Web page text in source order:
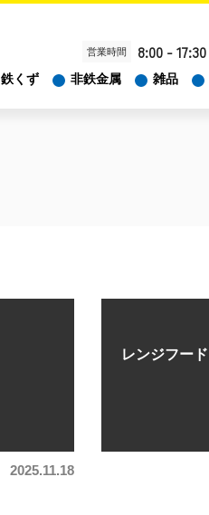
鉄くず 非鉄金属 雑品
営業時間 8:00 - 17:30
2025.11.18
レンジフード